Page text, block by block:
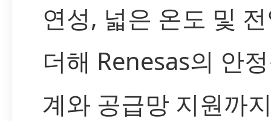
연성, 넓은 온도 및
더해 Renesas의 안
계와 공급망 지원까